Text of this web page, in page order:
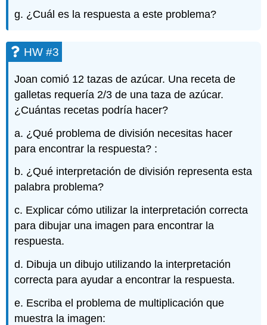
g. ¿Cuál es la respuesta a este problema?
HW #3
Joan comió 12 tazas de azúcar. Una receta de
galletas requería 2/3 de una taza de azúcar.
¿Cuántas recetas podría hacer?
a. ¿Qué problema de división necesitas hacer
para encontrar la respuesta? :
b. ¿Qué interpretación de división representa esta
palabra problema?
c. Explicar cómo utilizar la interpretación correcta
para dibujar una imagen para encontrar la
respuesta.
d. Dibuja un dibujo utilizando la interpretación
correcta para ayudar a encontrar la respuesta.
e. Escriba el problema de multiplicación que
muestra la imagen: